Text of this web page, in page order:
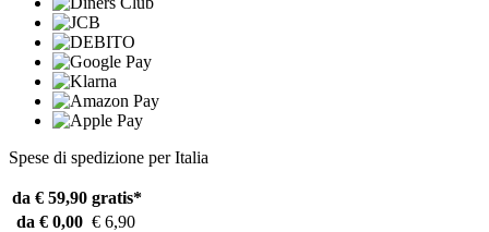
Spese di spedizione per Italia
da € 59,90 gratis*
da € 0,00 € 6,90